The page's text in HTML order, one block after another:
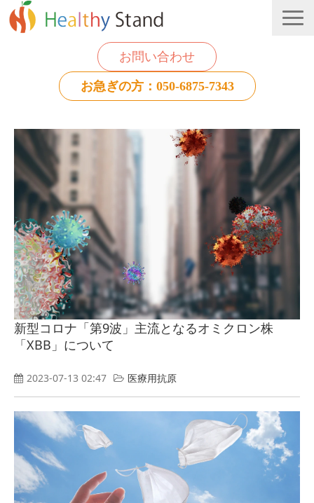
お問い合わせ
お急ぎの方：050-6875-7343
個人のお客様
新型コロナ「第9波」主流となるオミクロン株
「XBB」について
2023-07-13 02:47 医療用抗原